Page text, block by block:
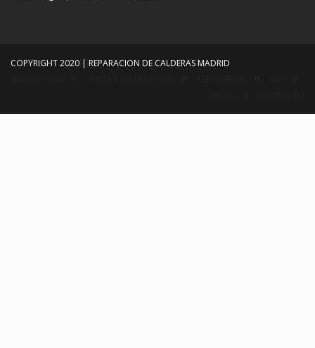
COPYRIGHT 2020 | REPARACION DE CALDERAS MADRID